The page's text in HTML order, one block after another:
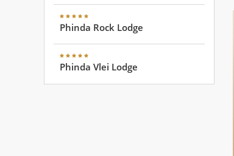
Phinda Rock Lodge
Phinda Vlei Lodge